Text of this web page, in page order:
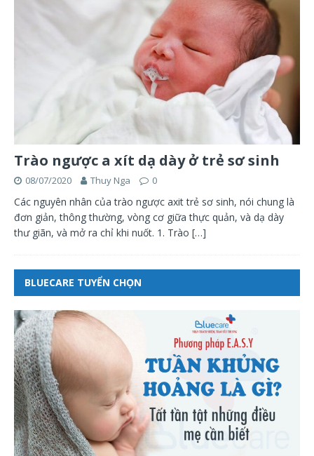
Trào ngược a xít dạ dày ở trẻ sơ sinh
08/07/2020 Thuy Nga 0
Các nguyên nhân của trào ngược axit trẻ sơ sinh, nói chung là
đơn giản, thông thường, vòng cơ giữa thực quản, và dạ dày
thư giãn, và mở ra chỉ khi nuốt. 1. Trào […]
BLUECARE TUYỂN CHỌN